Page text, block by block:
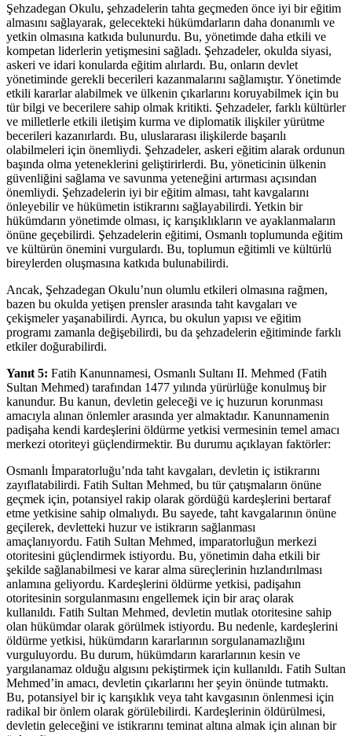
Şehzadegan Okulu, şehzadelerin tahta geçmeden önce iyi bir eğitim
almasını sağlayarak, gelecekteki hükümdarların daha donanımlı ve
yetkin olmasına katkıda bulunurdu. Bu, yönetimde daha etkili ve
kompetan liderlerin yetişmesini sağladı. Şehzadeler, okulda siyasi,
askeri ve idari konularda eğitim alırlardı. Bu, onların devlet
yönetiminde gerekli becerileri kazanmalarını sağlamıştır. Yönetimde
etkili kararlar alabilmek ve ülkenin çıkarlarını koruyabilmek için bu
tür bilgi ve becerilere sahip olmak kritikti. Şehzadeler, farklı kültürler
ve milletlerle etkili iletişim kurma ve diplomatik ilişkiler yürütme
becerileri kazanırlardı. Bu, uluslararası ilişkilerde başarılı
olabilmeleri için önemliydi. Şehzadeler, askeri eğitim alarak ordunun
başında olma yeteneklerini geliştirirlerdi. Bu, yöneticinin ülkenin
güvenliğini sağlama ve savunma yeteneğini artırması açısından
önemliydi. Şehzadelerin iyi bir eğitim alması, taht kavgalarını
önleyebilir ve hükümetin istikrarını sağlayabilirdi. Yetkin bir
hükümdarın yönetimde olması, iç karışıklıkların ve ayaklanmaların
önüne geçebilirdi. Şehzadelerin eğitimi, Osmanlı toplumunda eğitim
ve kültürün önemini vurgulardı. Bu, toplumun eğitimli ve kültürlü
bireylerden oluşmasına katkıda bulunabilirdi.
Ancak, Şehzadegan Okulu’nun olumlu etkileri olmasına rağmen,
bazen bu okulda yetişen prensler arasında taht kavgaları ve
çekişmeler yaşanabilirdi. Ayrıca, bu okulun yapısı ve eğitim
programı zamanla değişebilirdi, bu da şehzadelerin eğitiminde farklı
etkiler doğurabilirdi.
Yanıt 5: Fatih Kanunnamesi, Osmanlı Sultanı II. Mehmed (Fatih
Sultan Mehmed) tarafından 1477 yılında yürürlüğe konulmuş bir
kanundur. Bu kanun, devletin geleceği ve iç huzurun korunması
amacıyla alınan önlemler arasında yer almaktadır. Kanunnamenin
padişaha kendi kardeşlerini öldürme yetkisi vermesinin temel amacı
merkezi otoriteyi güçlendirmektir. Bu durumu açıklayan faktörler:
Osmanlı İmparatorluğu’nda taht kavgaları, devletin iç istikrarını
zayıflatabilirdi. Fatih Sultan Mehmed, bu tür çatışmaların önüne
geçmek için, potansiyel rakip olarak gördüğü kardeşlerini bertaraf
etme yetkisine sahip olmalıydı. Bu sayede, taht kavgalarının önüne
geçilerek, devletteki huzur ve istikrarın sağlanması
amaçlanıyordu. Fatih Sultan Mehmed, imparatorluğun merkezi
otoritesini güçlendirmek istiyordu. Bu, yönetimin daha etkili bir
şekilde sağlanabilmesi ve karar alma süreçlerinin hızlandırılması
anlamına geliyordu. Kardeşlerini öldürme yetkisi, padişahın
otoritesinin sorgulanmasını engellemek için bir araç olarak
kullanıldı. Fatih Sultan Mehmed, devletin mutlak otoritesine sahip
olan hükümdar olarak görülmek istiyordu. Bu nedenle, kardeşlerini
öldürme yetkisi, hükümdarın kararlarının sorgulanamazlığını
vurguluyordu. Bu durum, hükümdarın kararlarının kesin ve
yargılanamaz olduğu algısını pekiştirmek için kullanıldı. Fatih Sultan
Mehmed’in amacı, devletin çıkarlarını her şeyin önünde tutmaktı.
Bu, potansiyel bir iç karışıklık veya taht kavgasının önlenmesi için
radikal bir önlem olarak görülebilirdi. Kardeşlerinin öldürülmesi,
devletin geleceğini ve istikrarını teminat altına almak için alınan bir